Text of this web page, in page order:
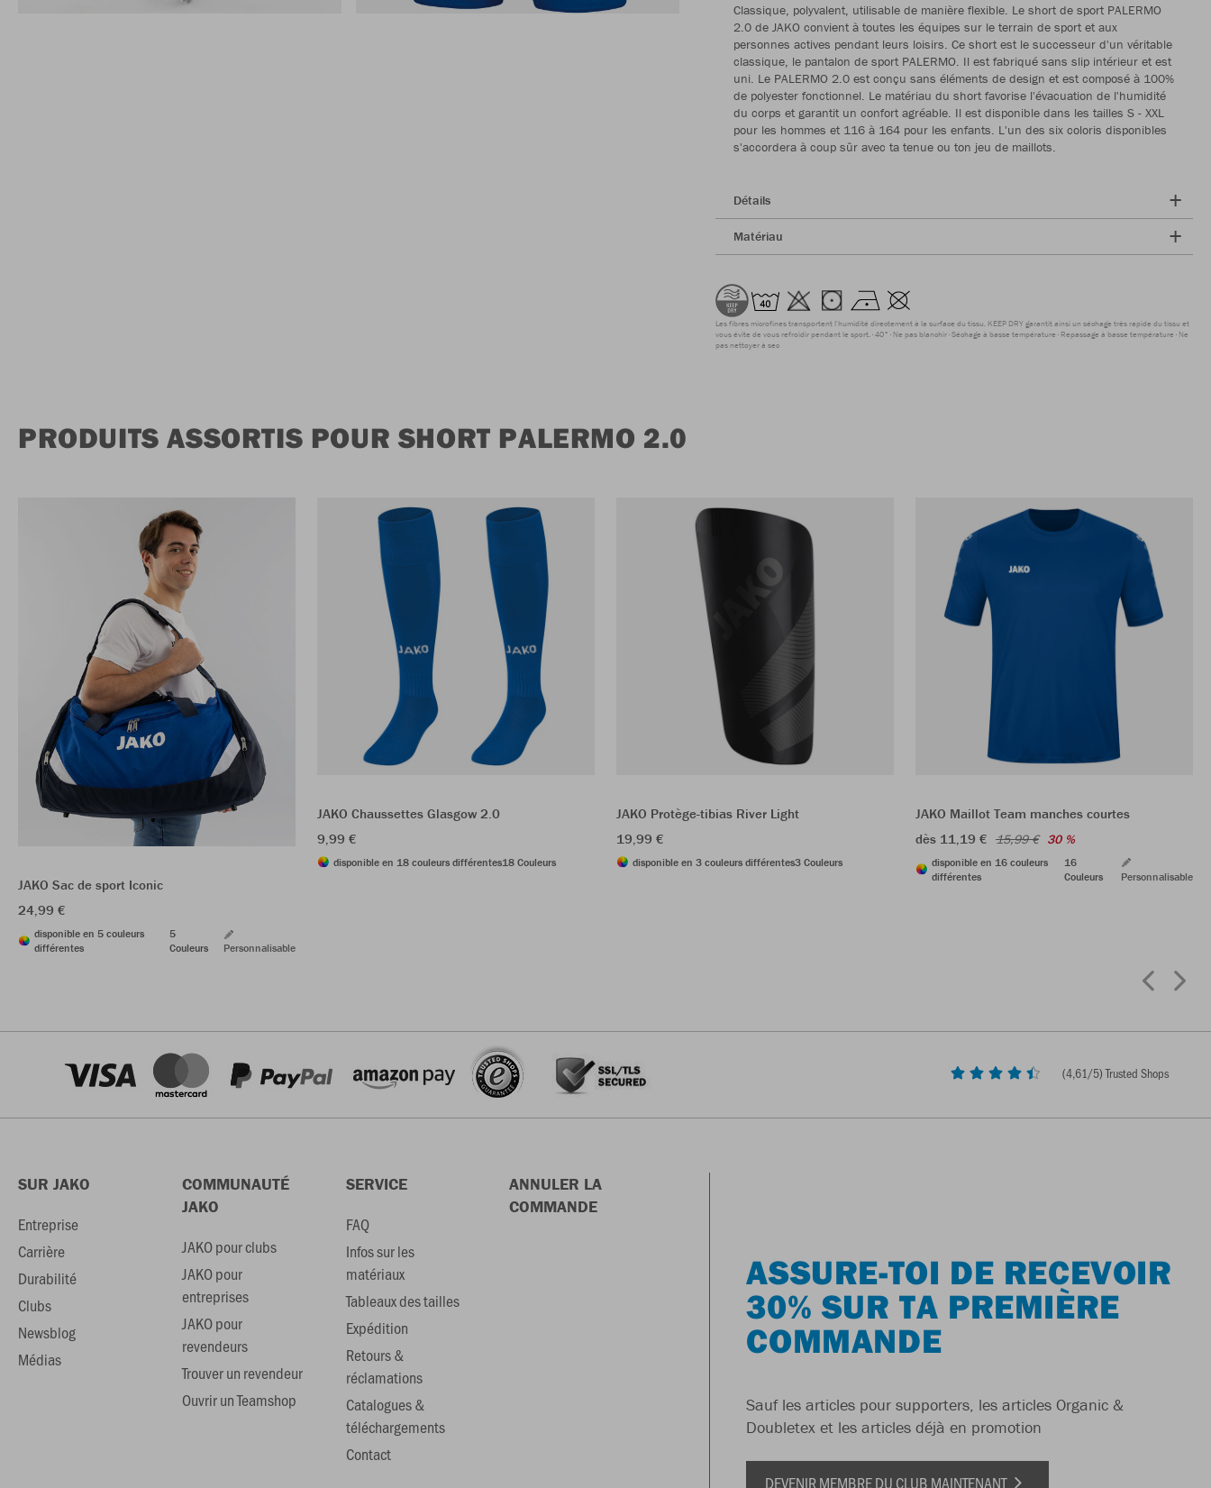
Classique, polyvalent, utilisable de manière flexible. Le short de sport PALERMO
2.0 de JAKO convient à toutes les équipes sur le terrain de sport et aux
personnes actives pendant leurs loisirs. Ce short est le successeur d'un véritable
classique, le pantalon de sport PALERMO. Il est fabriqué sans slip intérieur et est
uni. Le PALERMO 2.0 est conçu sans éléments de design et est composé à 100%
de polyester fonctionnel. Le matériau du short favorise l'évacuation de l'humidité
du corps et garantit un confort agréable. Il est disponible dans les tailles S - XXL
pour les hommes et 116 à 164 pour les enfants. L'un des six coloris disponibles
s'accordera à coup sûr avec ta tenue ou ton jeu de maillots.
Détails
Matériau
Les fibres microfines transportent l'humidité directement à la surface du tissu. KEEP DRY garantit ainsi un séchage très rapide du tissu et
vous évite de vous refroidir pendant le sport. 40° Ne pas blanchir Séchage à basse température Repassage à basse température Ne
pas nettoyer à sec
PRODUITS ASSORTIS POUR SHORT PALERMO 2.0
JAKO Sac de sport Iconic
24,99 €
disponible en 5 couleurs
différentes
5
Couleurs
Personnalisable
JAKO Chaussettes Glasgow 2.0
9,99 €
disponible en 18 couleurs différentes18 Couleurs
JAKO Protège-tibias River Light
19,99 €
disponible en 3 couleurs différentes3 Couleurs
JAKO Maillot Team manches courtes
dès 11,19 € 15,99 € 30 %
disponible en 16 couleurs
différentes
16
Couleurs
Personnalisable
(4,61/5) Trusted Shops
SUR JAKO
Entreprise
Carrière
Durabilité
Clubs
Newsblog
Médias
COMMUNAUTÉ
JAKO
JAKO pour clubs
JAKO pour
entreprises
JAKO pour
revendeurs
Trouver un revendeur
Ouvrir un Teamshop
SERVICE
FAQ
Infos sur les
matériaux
Tableaux des tailles
Expédition
Retours &
réclamations
Catalogues &
téléchargements
Contact
ANNULER LA
COMMANDE
ASSURE-TOI DE RECEVOIR
30% SUR TA PREMIÈRE
COMMANDE
Sauf les articles pour supporters, les articles Organic &
Doubletex et les articles déjà en promotion
DEVENIR MEMBRE DU CLUB MAINTENANT